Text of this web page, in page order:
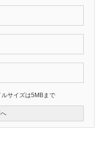
サイズは5MBまで